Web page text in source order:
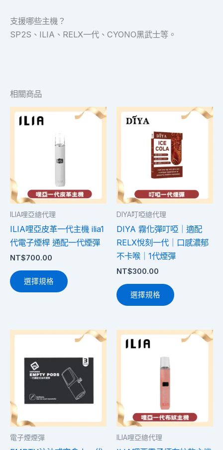
支援哪些主機？
SP2S、ILIA、RELX一代、CYONO黑武士等。
相關商品
ILIA哩亞總代理
ILIA哩亞皮革一代主機 ilia1
代電子煙桿 通配一代煙彈
NT$700.00
選擇規格
此
款
式。
在
產
面
選
項
DIYA叮啞總代理
DIYA 霧化彈叮啞｜適配
RELX悅刻一代｜口感濃郁
不卡喉｜1代煙彈
NT$300.00
選擇規格
此
品
有
多
種
款
式。
在
產
品
選
選
項
電子煙煙彈
此
有
多
種
式。
ILIA哩亞總代理
此
款
式。